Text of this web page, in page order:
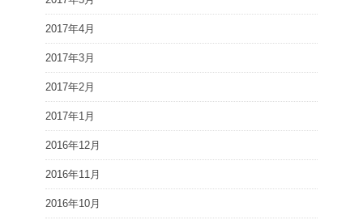
2017年4月
2017年3月
2017年2月
2017年1月
2016年12月
2016年11月
2016年10月